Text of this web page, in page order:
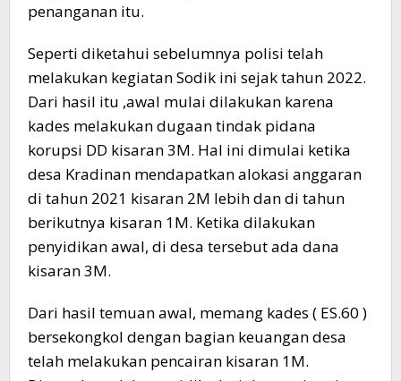
penanganan itu.
Seperti diketahui sebelumnya polisi telah
melakukan kegiatan Sodik ini sejak tahun 2022.
Dari hasil itu ,awal mulai dilakukan karena
kades melakukan dugaan tindak pidana
korupsi DD kisaran 3M. Hal ini dimulai ketika
desa Kradinan mendapatkan alokasi anggaran
di tahun 2021 kisaran 2M lebih dan di tahun
berikutnya kisaran 1M. Ketika dilakukan
penyidikan awal, di desa tersebut ada dana
kisaran 3M.
Dari hasil temuan awal, memang kades ( ES.60 )
bersekongkol dengan bagian keuangan desa
telah melakukan pencairan kisaran 1M.